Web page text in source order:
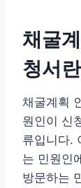
채굴
청서
채굴계획
원인이 신
류입니다.
는 민원인
방문하는